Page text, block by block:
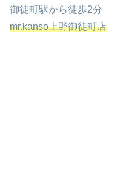
御徒町駅から徒歩2分
mr.kanso上野御徒町店